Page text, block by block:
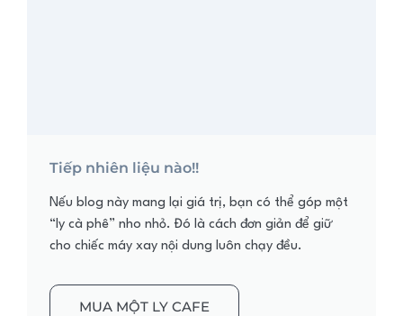
Tiếp nhiên liệu nào!!
Nếu blog này mang lại giá trị, bạn có thể góp một
“ly cà phê” nho nhỏ. Đó là cách đơn giản để giữ
cho chiếc máy xay nội dung luôn chạy đều.
MUA MỘT LY CAFE